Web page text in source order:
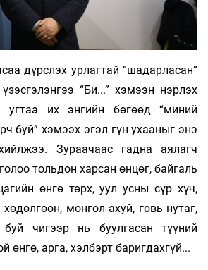
дүрслэх урлагтай “шадарласан”
“Би...” хэмээн нэрлэх
угтаа их энгийн бөгөөд “миний
буй” хэмээх эгэл гүн ухааныг энэ
Зураачаас гадна аялагч
тольдон харсан өнцөг, байгаль
өнгө төрх, уул усны сүр хүч,
монгол ахуй, говь нутаг,
буй чигээр нь буулгасан түүний
өнгө, арга, хэлбэрт баригдахгүй...